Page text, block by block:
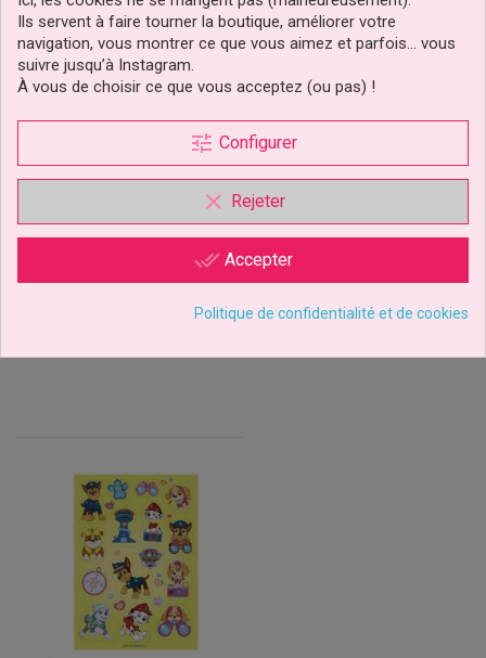
Kit Figurine Marcus, Chase
Pat’ Patrouille
Ajouter au panier
Pat'patrouille
Ajouter au panier
Ils servent à faire tourner la boutique, améliorer votre
navigation, vous montrer ce que vous aimez et parfois… vous
suivre jusqu’à Instagram.
À vous de choisir ce que vous acceptez (ou pas) !
tune Configurer
clear Rejeter
done_all Accepter
Politique de confidentialité et de cookies